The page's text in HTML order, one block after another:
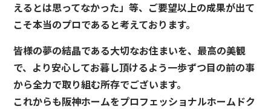
えるとは思ってなかった」等、ご要望以上の成果が出て
こそ本当のプロであると考えております。
皆様の夢の結晶である大切なお住まいを、最高の美観
で、より安心してお暮し頂けるよう一歩ずつ目の前の事
から全力で取り組む所存でございます。
これからも阪神ホームをプロフェッショナルホームドク